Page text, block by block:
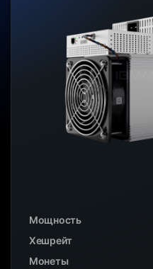
Мощность
Хешрейт
Монеты